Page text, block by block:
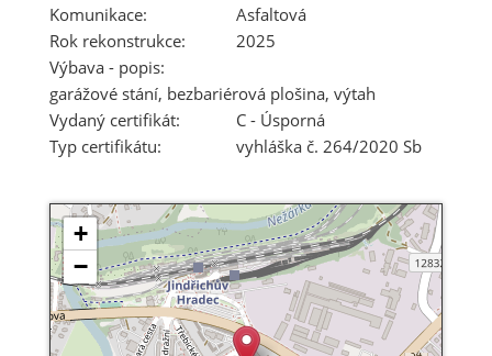
Komunikace:
Asfaltová
Rok rekonstrukce:
2025
Výbava - popis:
garážové stání, bezbariérová plošina, výtah
Vydaný certifikát:
C - Úsporná
Typ certifikátu:
vyhláška č. 264/2020 Sb
+
−